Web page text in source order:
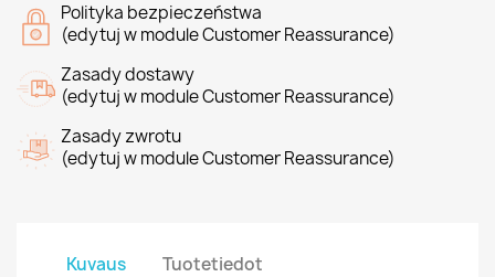
Polityka bezpieczeństwa
(edytuj w module Customer Reassurance)
Zasady dostawy
(edytuj w module Customer Reassurance)
Zasady zwrotu
(edytuj w module Customer Reassurance)
Kuvaus Tuotetiedot